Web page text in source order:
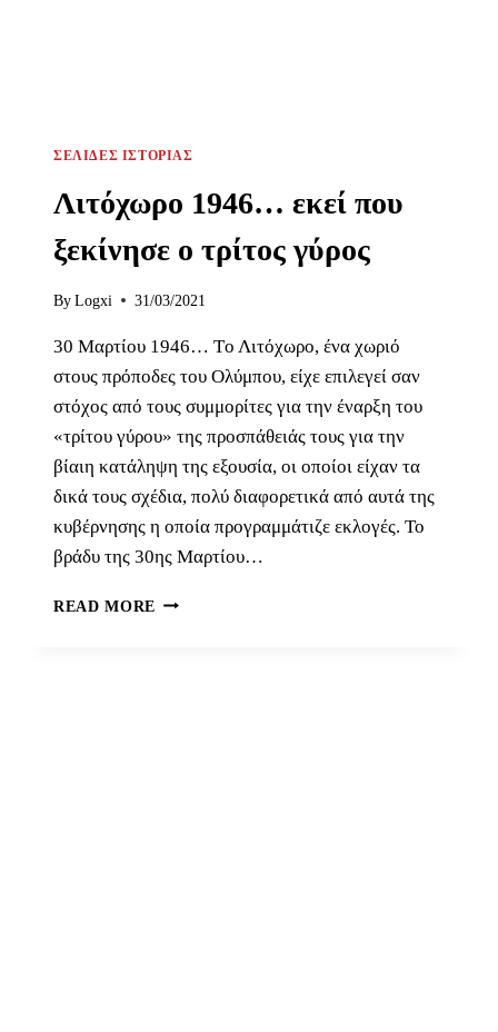
ΣΕΛΊΔΕΣ ΙΣΤΟΡΊΑΣ
Λιτόχωρο 1946… εκεί που
ξεκίνησε ο τρίτος γύρος
By Logxi 31/03/2021
30 Μαρτίου 1946… Tο Λιτόχωρο, ένα χωριό
στους πρόποδες του Ολύμπου, είχε επιλεγεί σαν
στόχος από τους συμμορίτες για την έναρξη του
«τρίτου γύρου» της προσπάθειάς τους για την
βίαιη κατάληψη της εξουσία, οι οποίοι είχαν τα
δικά τους σχέδια, πολύ διαφορετικά από αυτά της
κυβέρνησης η οποία προγραμμάτιζε εκλογές. Το
βράδυ της 30ης Μαρτίου…
READ MORE ΛΙΤΌΧΩΡΟ